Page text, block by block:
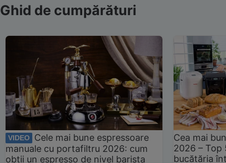
Ghid de cumpărături
VIDEO
Cele mai bune espressoare
manuale cu portafiltru 2026: cum
obții un espresso de nivel barista
Cea mai
2026 –
bucătăria